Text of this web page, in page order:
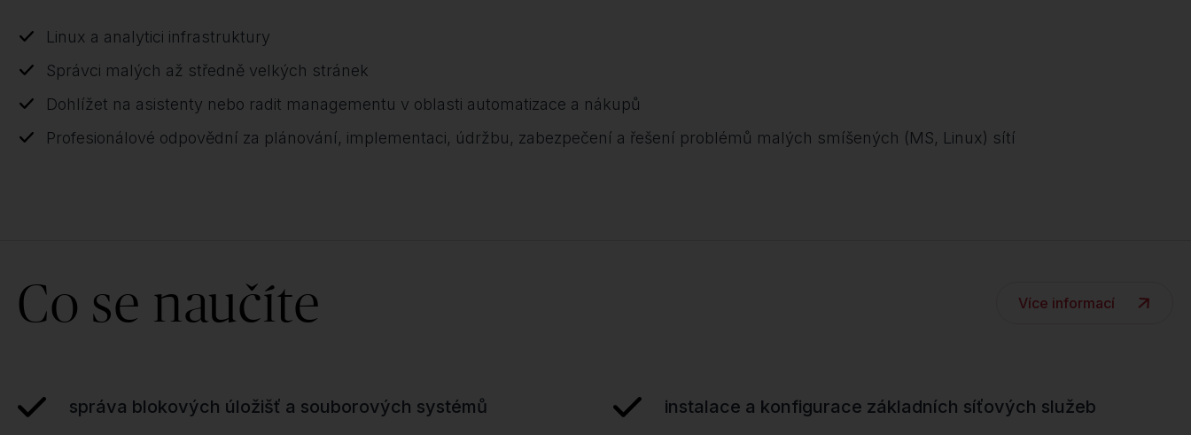
Linux a analytici infrastruktury
Správci malých až středně velkých stránek
Dohlížet na asistenty nebo radit managementu v oblasti automatizace a nákupů
Profesionálové odpovědní za plánování, implementaci, údržbu, zabezpečení a řešení problémů malých smíšených (MS, Linux) sítí
Co se naučíte Více informací
správa blokových úložišť a souborových systémů instalace a konfigurace základních síťových služeb